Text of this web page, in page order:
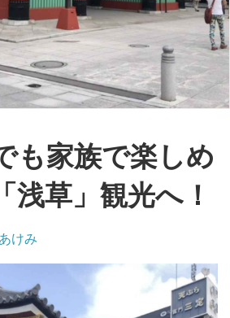
も家族で楽しめ
浅草」観光へ！
あけみ